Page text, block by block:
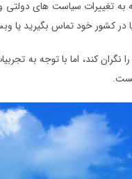
تغییرات سیاست های دولتی و
کشور خود تماس بگیرید یا
نگران کند، اما با توجه به